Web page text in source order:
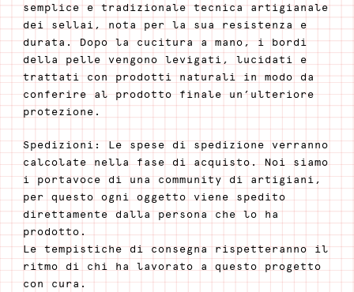
semplice e tradizionale tecnica artigianale
dei sellai, nota per la sua resistenza e
durata. Dopo la cucitura a mano, i bordi
della pelle vengono levigati, lucidati e
trattati con prodotti naturali in modo da
conferire al prodotto finale un’ulteriore
protezione.
Spedizioni: Le spese di spedizione verranno
calcolate nella fase di acquisto. Noi siamo
i portavoce di una community di artigiani,
per questo ogni oggetto viene spedito
direttamente dalla persona che lo ha
prodotto.
Le tempistiche di consegna rispetteranno il
ritmo di chi ha lavorato a questo progetto
con cura.